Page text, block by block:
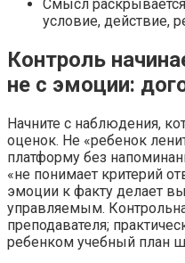
Смысл
условие, действие,
Контроль
не с эмоции:
Начните с наблюдения,
оценок. Не «ребенок
платформу без
«не понимает критерий
эмоции к факту делает
управляемым.
преподавателя;
ребенком учебный план